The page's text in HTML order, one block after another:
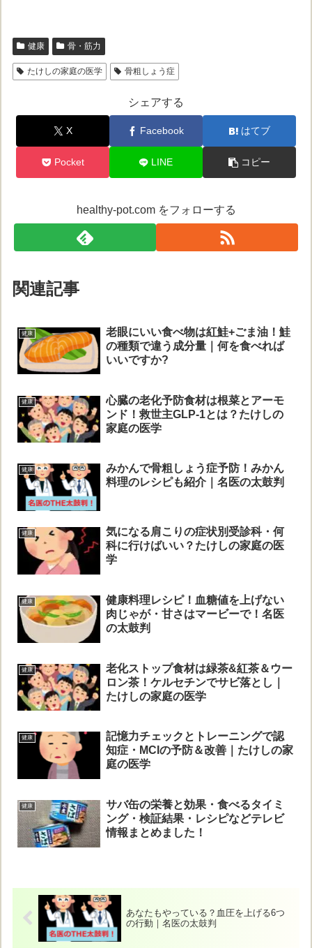
健康 骨・筋力
たけしの家庭の医学 骨粗しょう症
シェアする
X Facebook はてブ
Pocket LINE コピー
healthy-pot.com をフォローする
関連記事
健康
老眼にいい食べ物は紅鮭+ごま油！鮭
の種類で違う成分量｜何を食べれば
いいですか?
健康
心臓の老化予防食材は根菜とアーモ
ンド！救世主GLP-1とは？たけしの
家庭の医学
健康
みかんで骨粗しょう症予防！みかん
料理のレシピも紹介｜名医の太鼓判
健康
気になる肩こりの症状別受診科・何
科に行けばいい？たけしの家庭の医
学
健康
健康料理レシピ！血糖値を上げない
肉じゃが・甘さはマービーで！名医
の太鼓判
健康
老化ストップ食材は緑茶&紅茶＆ウー
ロン茶！ケルセチンでサビ落とし｜
たけしの家庭の医学
健康
記憶力チェックとトレーニングで認
知症・MCIの予防＆改善｜たけしの家
庭の医学
健康
サバ缶の栄養と効果・食べるタイミ
ング・検証結果・レシピなどテレビ
情報まとめました！
あなたもやっている？血圧を上げる6つ
の行動｜名医の太鼓判